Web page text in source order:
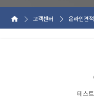
고객센터 온라인견적
테스트